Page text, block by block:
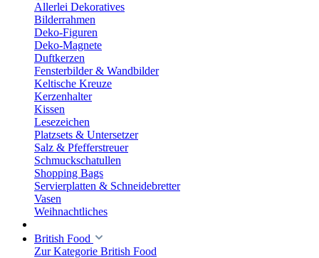
Allerlei Dekoratives
Bilderrahmen
Deko-Figuren
Deko-Magnete
Duftkerzen
Fensterbilder & Wandbilder
Keltische Kreuze
Kerzenhalter
Kissen
Lesezeichen
Platzsets & Untersetzer
Salz & Pfefferstreuer
Schmuckschatullen
Shopping Bags
Servierplatten & Schneidebretter
Vasen
Weihnachtliches
British Food
Zur Kategorie British Food